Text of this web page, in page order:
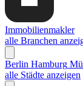
Immobilienmakler
alle Branchen
Berlin Hamburg
alle Städte anzeigen